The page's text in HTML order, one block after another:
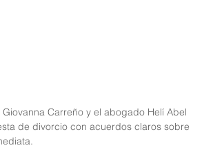
Carreño y el abogado Helí Abel
de divorcio con acuerdos claros sobre